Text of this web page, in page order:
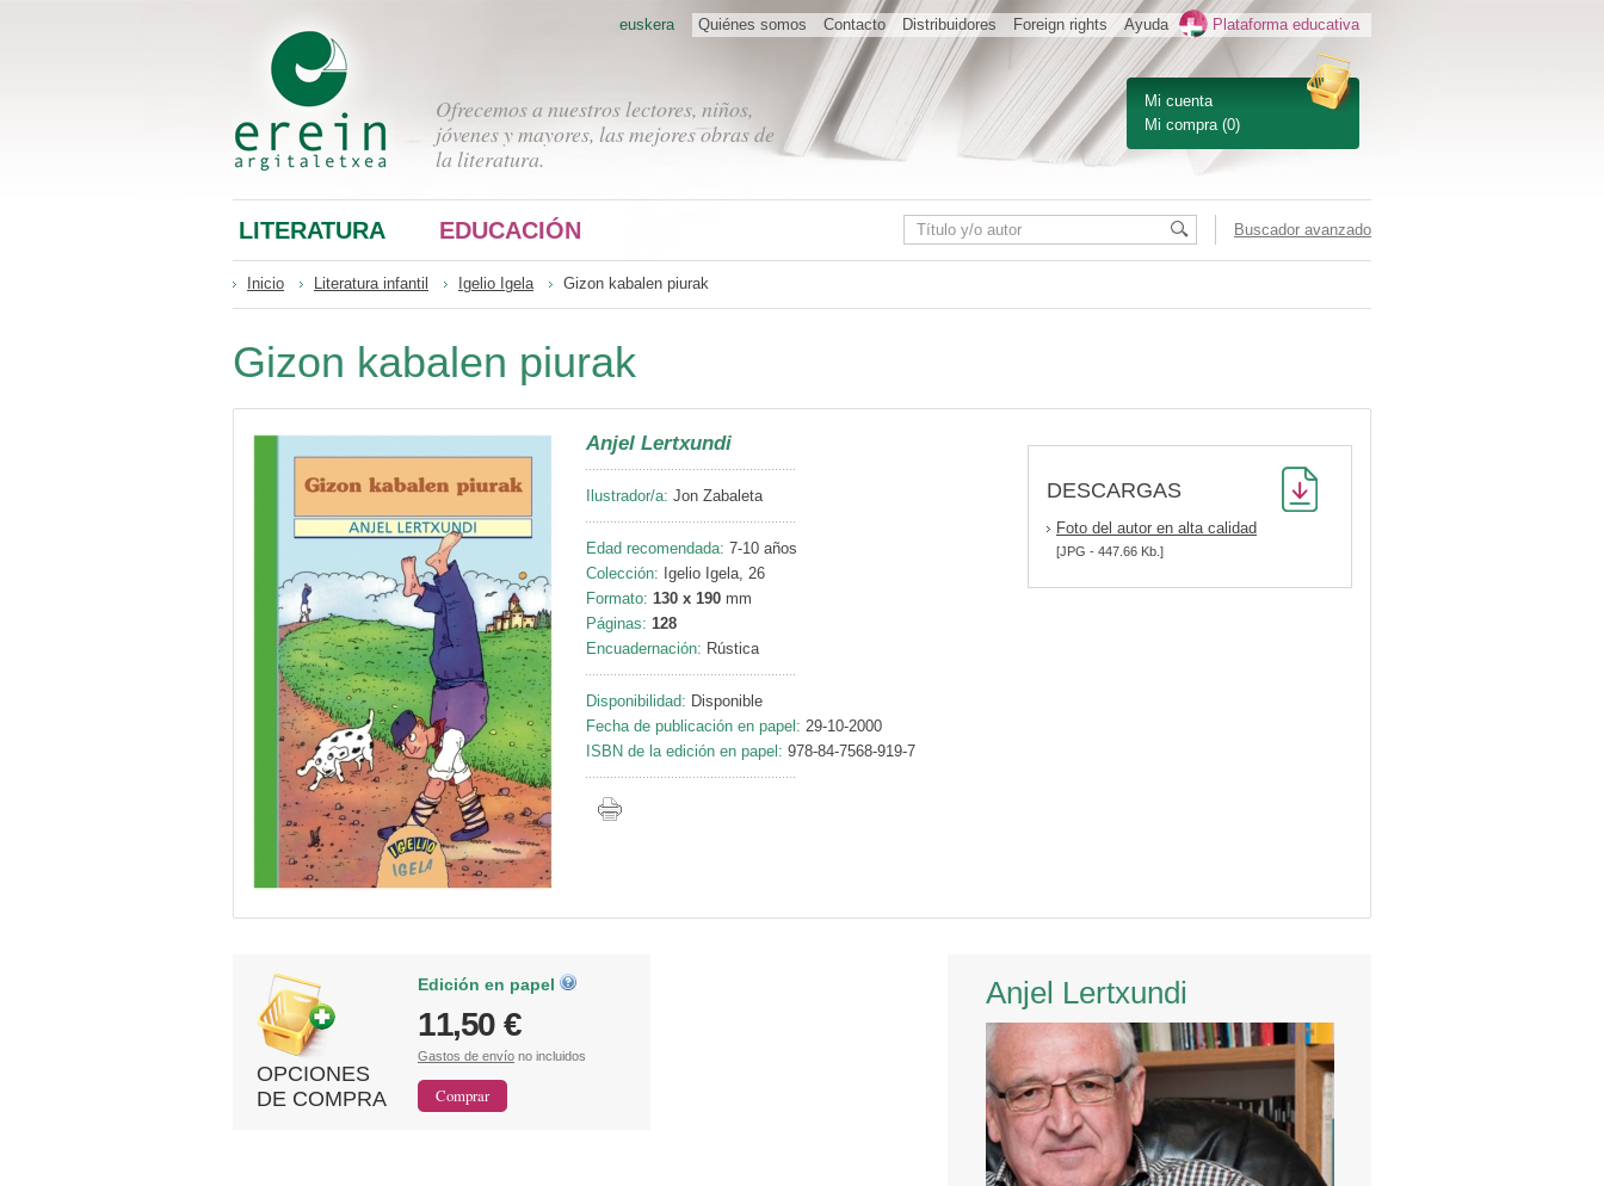
Mi cuenta
Mi compra (0)
Ofrecemos a nuestros lectores, niños,
jóvenes y mayores, las mejores obras de
la literatura.
Quiénes somos Contacto Distribuidores Foreign rights Ayuda Plataforma educativa
euskera
LITERATURA EDUCACIÓN Buscador avanzado
Inicio Literatura infantil Igelio Igela Gizon kabalen piurak
Gizon kabalen piurak
Anjel Lertxundi
Ilustrador/a: Jon Zabaleta
Edad recomendada: 7-10 años
Colección: Igelio Igela, 26
Formato: 130 x 190 mm
Páginas: 128
Encuadernación: Rústica
Disponibilidad: Disponible
Fecha de publicación en papel: 29-10-2000
ISBN de la edición en papel: 978-84-7568-919-7
DESCARGAS
Foto del autor en alta calidad
[JPG - 447.66 Kb.]
OPCIONES
DE COMPRA
Edición en papel
11,50 €
Gastos de envío no incluidos
Anjel Lertxundi